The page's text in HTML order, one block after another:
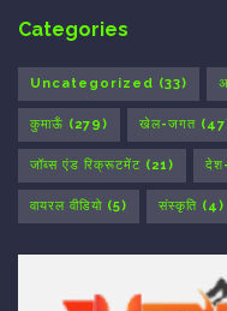
Categories
Uncategorized (33)
कुमाऊँ (279) खेल-जगत
जॉब्स एंड रिक्रूटमेंट (21) देश-
वायरल वीडियो (5) संस्कृति (4)